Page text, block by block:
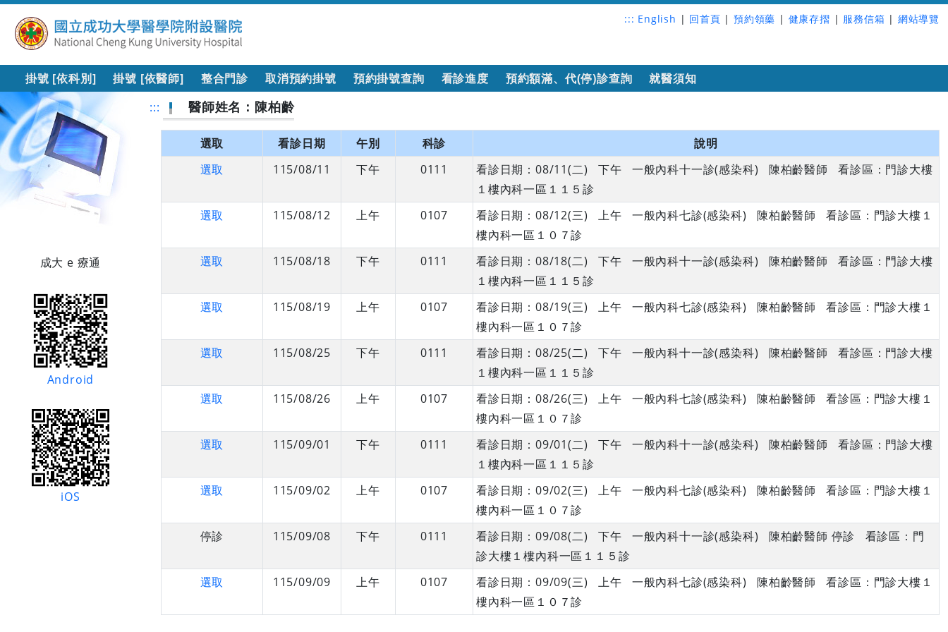
::: English | 回首頁 | 預約領藥 | 健康存摺 | 服務信箱 | 網站導覽
掛號 [依科別] 掛號 [依醫師] 整合門診 取消預約掛號 預約掛號查詢 看診進度 預約額滿、代(停)診查詢 就醫須知
成大 e 療通
Android
iOS
::: 醫師姓名：陳柏齡
選取 看診日期 午別 科診
說明
選取
115/08/11 下午 0111
看診日期：08/11(二) 下午 一般內科十一診(感染科) 陳柏齡醫師 看診區：門診大樓
１樓內科一區１１５診
選取
115/08/12 上午 0107
看診日期：08/12(三) 上午 一般內科七診(感染科) 陳柏齡醫師 看診區：門診大樓１
樓內科一區１０７診
選取
115/08/18 下午 0111
看診日期：08/18(二) 下午 一般內科十一診(感染科) 陳柏齡醫師 看診區：門診大樓
１樓內科一區１１５診
選取
115/08/19 上午 0107
看診日期：08/19(三) 上午 一般內科七診(感染科) 陳柏齡醫師 看診區：門診大樓１
樓內科一區１０７診
選取
115/08/25 下午 0111
看診日期：08/25(二) 下午 一般內科十一診(感染科) 陳柏齡醫師 看診區：門診大樓
１樓內科一區１１５診
選取
115/08/26 上午 0107
看診日期：08/26(三) 上午 一般內科七診(感染科) 陳柏齡醫師 看診區：門診大樓１
樓內科一區１０７診
選取
115/09/01 下午 0111
看診日期：09/01(二) 下午 一般內科十一診(感染科) 陳柏齡醫師 看診區：門診大樓
１樓內科一區１１５診
選取
115/09/02 上午 0107
看診日期：09/02(三) 上午 一般內科七診(感染科) 陳柏齡醫師 看診區：門診大樓１
樓內科一區１０７診
停診
115/09/08 下午 0111
看診日期：09/08(二) 下午 一般內科十一診(感染科) 陳柏齡醫師 停診 看診區：門
診大樓１樓內科一區１１５診
選取
115/09/09 上午 0107
看診日期：09/09(三) 上午 一般內科七診(感染科) 陳柏齡醫師 看診區：門診大樓１
樓內科一區１０７診